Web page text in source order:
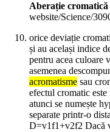
Aberație cromatică
website/Science/
orice deviație
și au același indice
pentru acea culoare
asemenea
acromatisme sau
efectul cromatic
atunci se numește
separate printr-o
D=v1f1+v2f2 Dacă